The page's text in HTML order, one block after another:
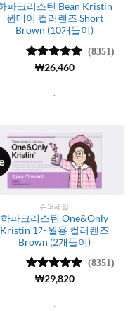
파크리스틴 Bean Kristin
원데이 컬러렌즈 Short
Brown (10개들이)
5 중에서
(8351)
₩26,460
.
슈퍼세일
하파크리스틴 One&Only
Kristin 1개월용 컬러렌즈
Brown (2개들이)
5 중에서
(8351)
₩29,820
.